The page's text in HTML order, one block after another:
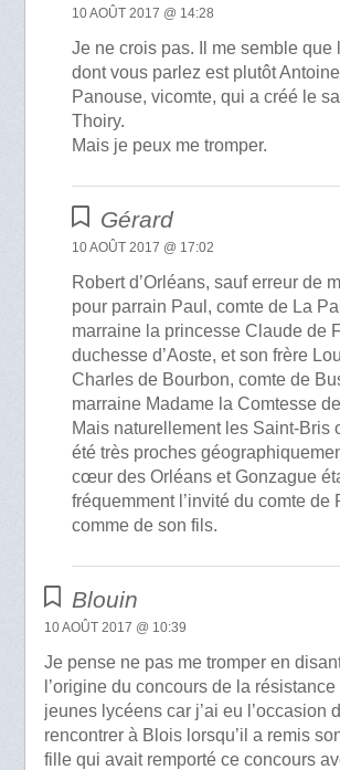
10 AOÛT 2017 @ 14:28
Je ne crois pas. Il me semble que
dont vous parlez est plutôt
Panouse, vicomte, qui a créé le
Thoiry.
Mais je peux me tromper.
Gérard
10 AOÛT 2017 @ 17:02
Robert d’Orléans, sauf erreur de
pour parrain Paul, comte de La
marraine la princesse Claude de
duchesse d’Aoste, et son frère
Charles de Bourbon, comte de
marraine Madame la Comtesse
Mais naturellement les Saint-Bris
été très proches
cœur des Orléans et Gonzague
fréquemment l’invité du comte de
comme de son fils.
Blouin
10 AOÛT 2017 @ 10:39
Je pense ne pas me tromper en
l’origine du concours de la
jeunes lycéens car j’ai eu l’occasion
rencontrer à Blois lorsqu’il a remis
fille qui avait remporté ce concours